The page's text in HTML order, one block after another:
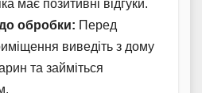
має позитивні відгуки.
обробки: Перед
виведіть з дому
та займіться